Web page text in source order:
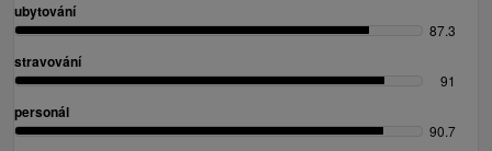
ubytování
87.3
stravování
91
personál
90.7